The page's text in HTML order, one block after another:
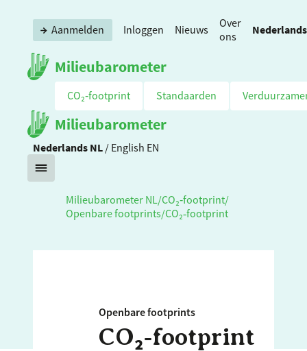
Milieubarometer
Aanmelden Inloggen Nieuws
Over
ons
Nederlands
CO₂‑footprint Standaarden
Milieubarometer
Nederlands NL / English EN
Milieubarometer NL /CO₂‑footprint/
Openbare footprints/CO₂‑footprint
Openbare footprints
CO₂‑footprint